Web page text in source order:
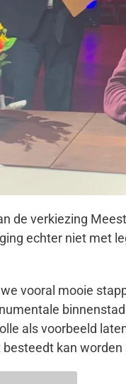
de verkiezing
echter niet met
vooral mooie
als voorbeeld
kan